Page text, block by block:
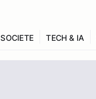
SOCIETE TECH & IA